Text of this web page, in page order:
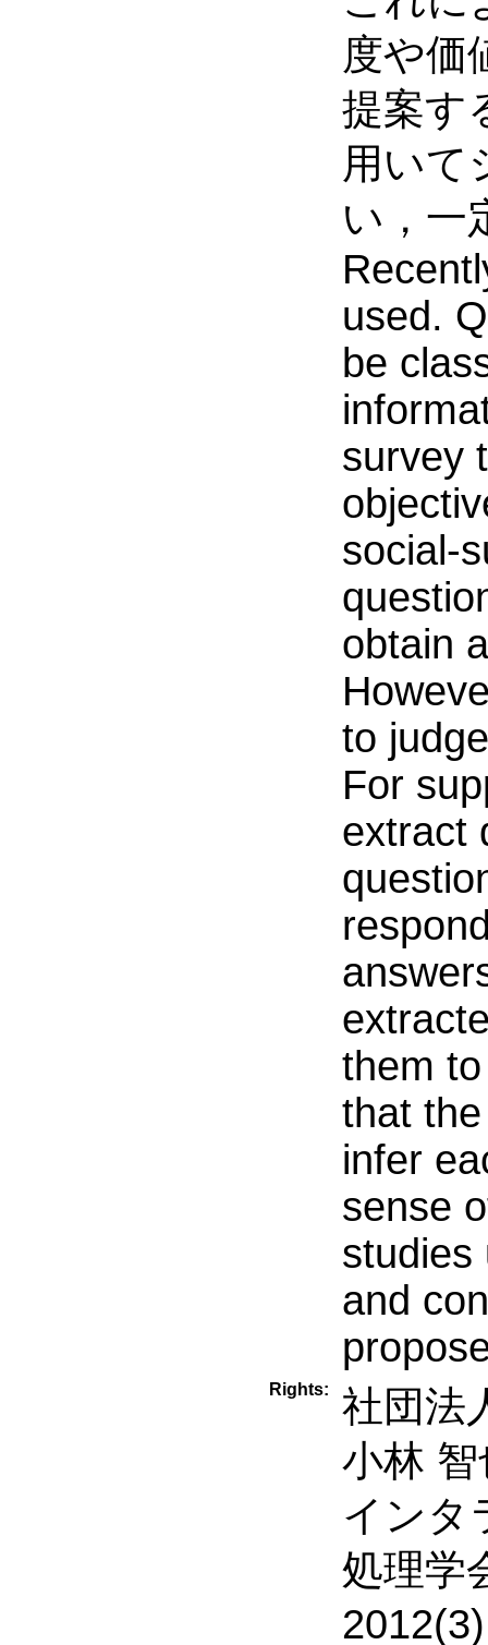
度や価
提案す
用いて
い，一
used.
be
survey
social-
obtain
to
For
extract
them
that
infer
sense
studies
and
Rights:
社団法
小林
インタ
処理学